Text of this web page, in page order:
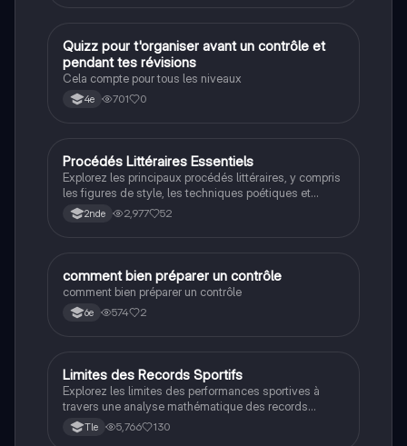
QMéthodo
Quizz pour t'organiser avant un contrôle et
pendant tes révisions
Cela compte pour tous les niveaux
4e 701 0
Français
Procédés Littéraires Essentiels
Explorez les principaux procédés littéraires, y compris
les figures de style, les techniques poétiques et
narratives. Ce résumé détaillé présente des
définitions claires et des exemples pertinents pour
2nde 2,977 52
CMéthodo
comment bien préparer un contrôle
comment bien préparer un contrôle
6e 574 2
Maths
Limites des Records Sportifs
Explorez les limites des performances sportives à
travers une analyse mathématique des records
mondiaux. Ce document aborde la question : 'Allons-
nous vers une fin des records du monde en sport ?'
Tle 5,766 130